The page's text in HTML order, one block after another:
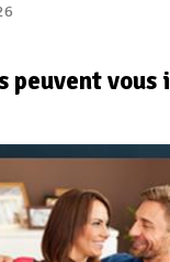
peuvent vous